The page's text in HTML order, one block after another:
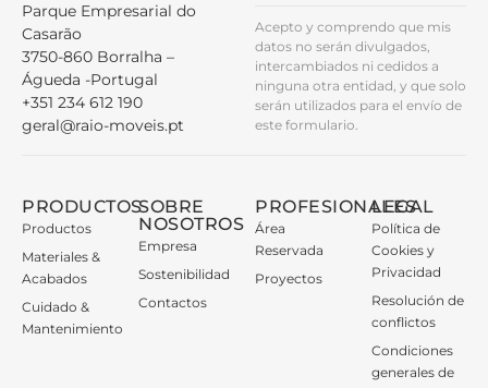
Parque Empresarial do
Casarão
3750-860 Borralha –
Águeda -Portugal
+351 234 612 190
geral@raio-moveis.pt
Acepto y comprendo que mis
datos no serán divulgados,
intercambiados ni cedidos a
ninguna otra entidad, y que solo
serán utilizados para el envío de
este formulario.
PRODUCTOS
Productos
Materiales &
Acabados
Cuidado &
Mantenimiento
SOBRE
NOSOTROS
Empresa
Sostenibilidad
Contactos
PROFESIONALES
Área
Reservada
Proyectos
LEGAL
Política de
Cookies y
Privacidad
Resolución de
conflictos
Condiciones
generales de